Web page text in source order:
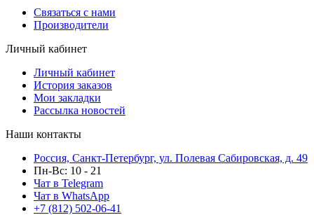
Связаться с нами
Производители
Личный кабинет
Личный кабинет
История заказов
Мои закладки
Рассылка новостей
Наши контакты
Россия, Санкт-Петербург, ул. Полевая Сабировская, д. 49
Пн-Вс: 10 - 21
Чат в Telegram
Чат в WhatsApp
+7 (812) 502-06-41